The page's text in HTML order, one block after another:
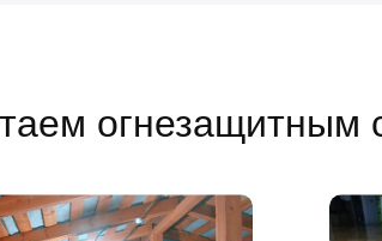
огнезащитным